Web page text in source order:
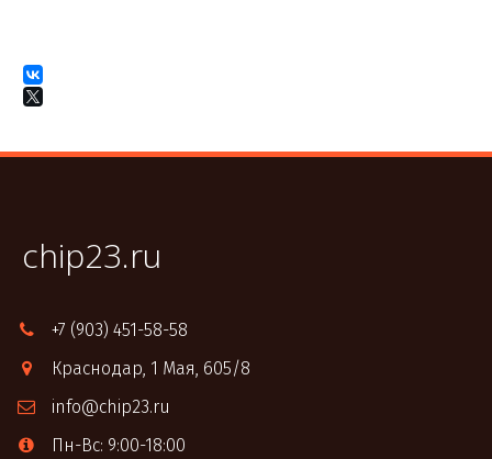
chip23.ru
+7 (903) 451-58-58
Краснодар, 1 Мая, 605/8
info@chip23.ru
Пн-Вс: 9:00-18:00